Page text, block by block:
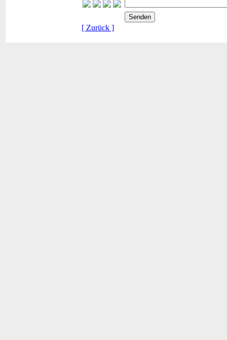
[ Zurück ]